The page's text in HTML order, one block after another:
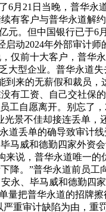
6月21日当晚，普华永
有客户与普华永道解
元。但中国银行已于6
动2024年外部审计
仅前十大客户，普华
大型企业。普华永道
来的无薪假和裁员，
有工资、自己交社保
工自愿离开。别忘了，
景不佳却接连丢单，
道丢单的确导致审计
马威和德勤四家外资
说，普华永道唯一的
降。”普华永道前员工
永、毕马威和德勤四
量把普华永道的招牌
严重审计缺陷为由，